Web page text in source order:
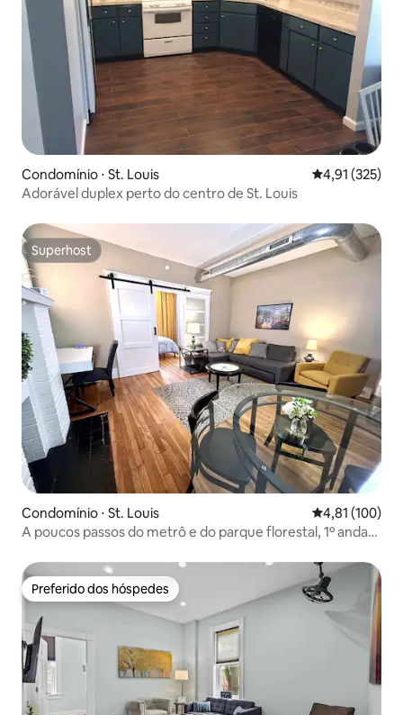
Condomínio ⋅ St. Louis 4,91 de uma
4,91 (325)
Adorável duplex perto do centro de St. Louis
Superhost
Superhost
Condomínio ⋅ St. Louis 4,81 de uma
4,81 (100)
A poucos passos do metrô e do parque florestal, 1º andar,
Preferido dos hóspedes
Preferido dos hóspedes